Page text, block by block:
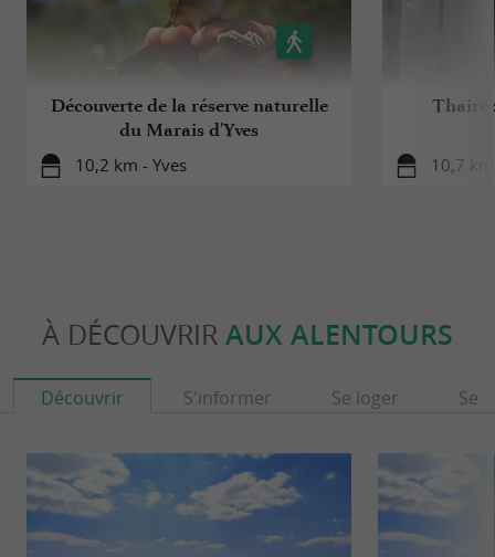
Découverte de la réserve naturelle
du Marais d'Yves
10,2 km - Yves
Thairé
10,7
À DÉCOUVRIR AUX ALENTOURS
Découvrir S'informer Se loger Se